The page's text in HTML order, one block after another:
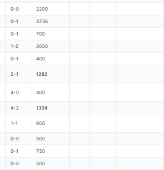
0-0 2200
0-1 4736
0-1 700
1-2 2000
0-1 400
2-1 1292
4-0 400
4-2 1334
1-1 600
0-0 500
0-1 750
0-0 500